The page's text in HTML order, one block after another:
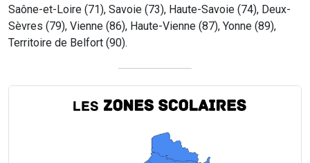
Saône-et-Loire (71), Savoie (73), Haute-Savoie (74), Deux-
Sèvres (79), Vienne (86), Haute-Vienne (87), Yonne (89),
Territoire de Belfort (90).